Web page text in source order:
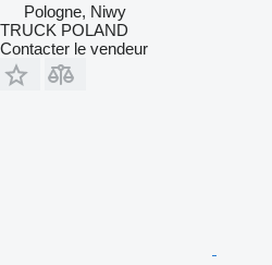
Pologne, Niwy
TRUCK POLAND
Contacter le vendeur